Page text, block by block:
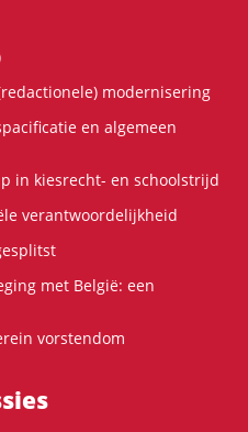
modernisering
en algemeen
in kiesrecht- en schoolstrijd
verantwoordelijkheid
met België: een
vorstendom